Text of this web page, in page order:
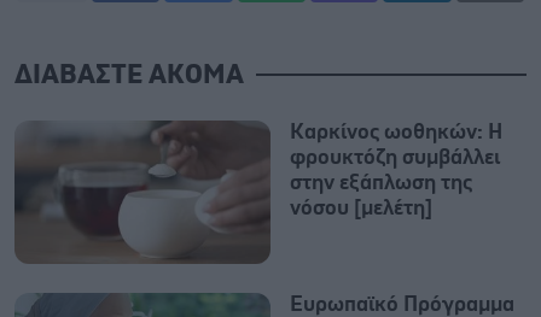
ΔΙΑΒΑΣΤΕ ΑΚΟΜΑ
Καρκίνος ωοθηκών: Η
φρουκτόζη συμβάλλει
στην εξάπλωση της
νόσου [μελέτη]
Ευρωπαϊκό Πρόγραμμα